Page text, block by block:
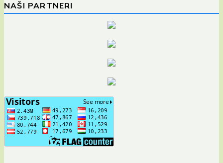
NAŠI PARTNERI